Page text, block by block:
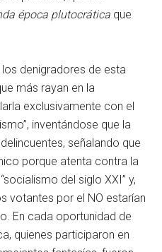
época plutocrática que
denigradores de esta
más rayan en la
exclusivamente con el
inventándose que la
señalando que
porque atenta contra la
del siglo XXI” y,
votantes por el NO estarían
En cada oportunidad de
quienes participaron en